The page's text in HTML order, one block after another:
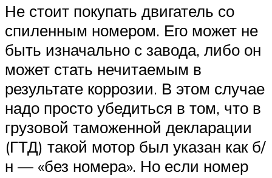
Не стоит покупать двигатель со
спиленным номером. Его может не
быть изначально с завода, либо он
может стать нечитаемым в
результате коррозии. В этом случае
надо просто убедиться в том, что в
грузовой таможенной декларации
(ГТД) такой мотор был указан как б/
н — «без номера». Но если номер